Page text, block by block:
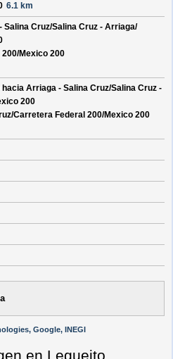
6.1 km
Salina Cruz/Salina Cruz - Arriaga/
Mexico 200
hacia Arriaga - Salina Cruz/Salina Cruz -
200
Carretera Federal 200/Mexico 200
Google, INEGI
en Legueito